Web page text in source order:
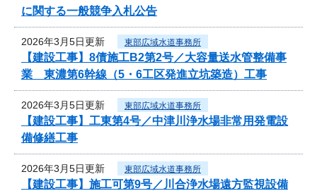
に関する一般競争入札公告
2026年3月5日更新 東部広域水道事務所
【建設工事】8債施工B2第2号／大容量送水管整備事
業 東濃第6幹線（5・6工区発進立坑築造）工事
2026年3月5日更新 東部広域水道事務所
【建設工事】工東第4号／中津川浄水場非常用発電設
備修繕工事
2026年3月5日更新 東部広域水道事務所
【建設工事】施工可第9号／川合浄水場遠方監視設備